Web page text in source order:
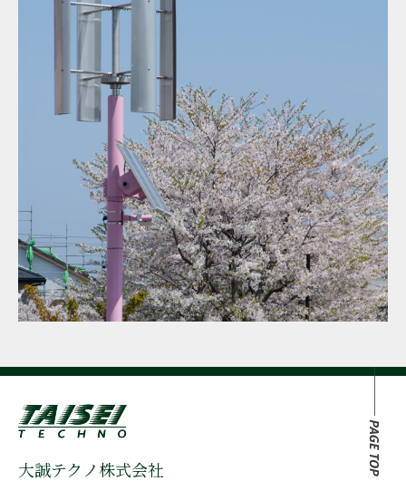
大誠テクノ株式会社